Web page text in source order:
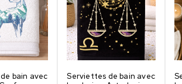
bain avec
Serviettes de bain avec